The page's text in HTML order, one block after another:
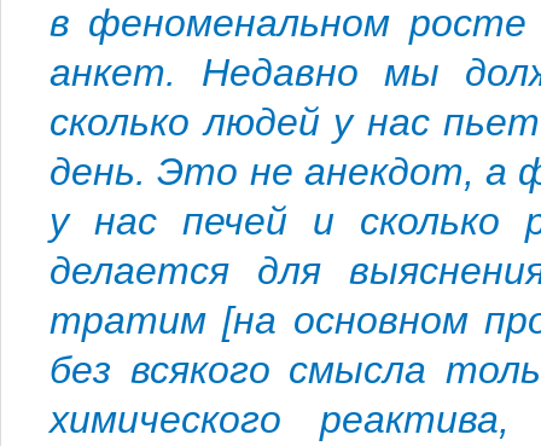
в феноменальном росте
анкет. Недавно мы
сколько людей у нас
день. Это не анекдот, а
у нас печей и сколько
делается для
тратим [на основном
без всякого смысла
химического